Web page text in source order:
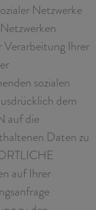
Netzwerke
Verarbeitung Ihrer
sozialen
dem
auf die
Daten zu
auf Ihrer